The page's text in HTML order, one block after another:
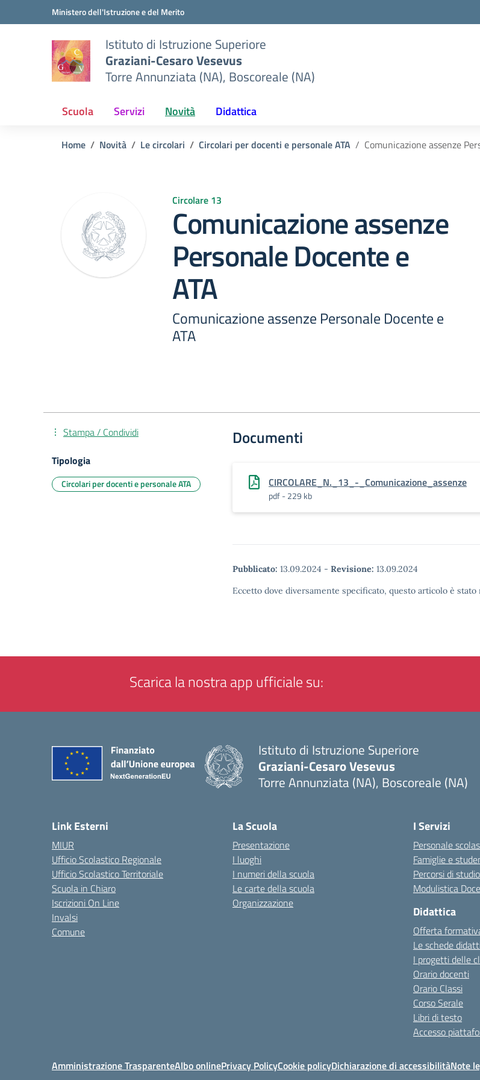
Vai ai contenuti
Vai al menu di navigazioneMinistero dell'Istruzione e del Merito
Istituto di Istruzione Superiore
Graziani-Cesaro Vesevus
Torre Annunziata (NA), Boscoreale (NA)
Scuola Servizi Novità Didattica
Home Novità Le circolari Circolari per docenti e personale ATA Comunicazione assenze
Circolare 13
Comunicazione assenze
Personale Docente e
ATA
Comunicazione assenze Personale Docente e
ATA
Documenti
CIRCOLARE_N._13_-_Comunicazione_assenze
pdf - 229 kb
Pubblicato: 13.09.2024 - Revisione: 13.09.2024
Eccetto dove diversamente specificato, questo articolo è
Stampa / Condividi
Tipologia
Circolari per docenti e personale ATA
Scarica la nostra app ufficiale su:
Istituto di Istruzione Superiore
Graziani-Cesaro Vesevus
Torre Annunziata (NA), Boscoreale (NA)
Link Esterni
MIUR
Ufficio Scolastico Regionale
Ufficio Scolastico Territoriale
Scuola in Chiaro
Iscrizioni On Line
Invalsi
Comune
La Scuola
Presentazione
I luoghi
I numeri della scuola
Le carte della scuola
Organizzazione
I Servizi
Personale
Famiglie e
Percorsi di studio
Modulistica
Didattica
Offerta
Le schede
I progetti delle
Orario docenti
Orario Classi
Corso Serale
Libri di testo
Accesso
Amministrazione TrasparenteAlbo onlinePrivacy PolicyCookie policyDichiarazione di accessibilitàNote